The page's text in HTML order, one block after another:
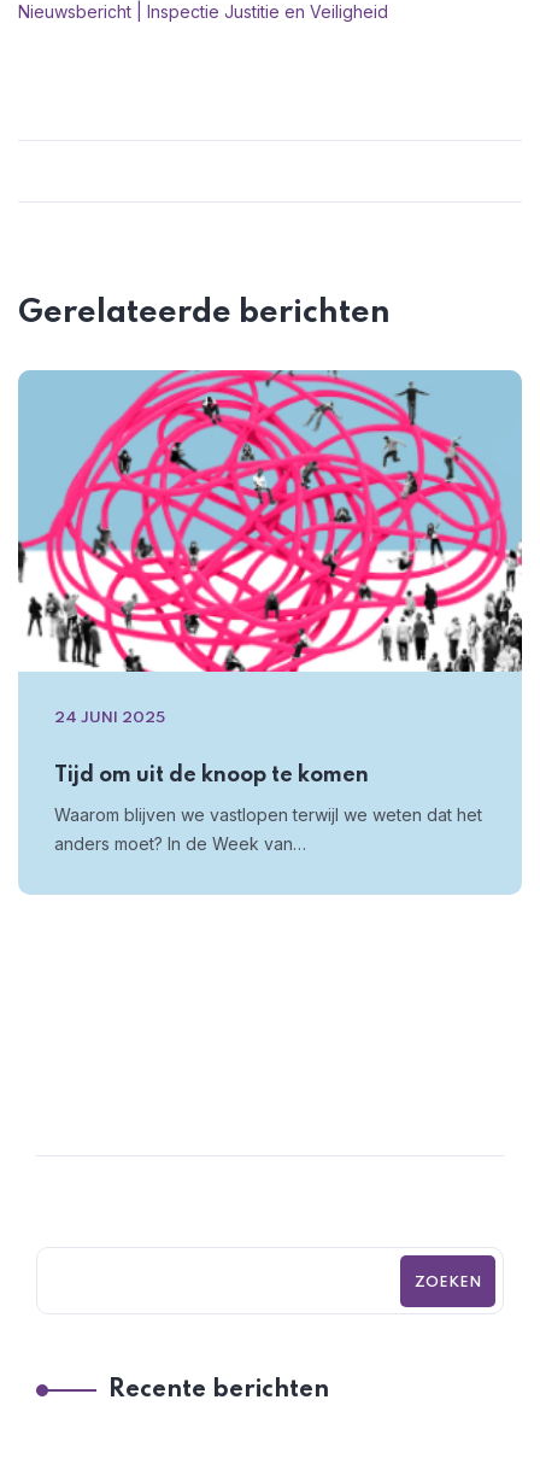
Nieuwsbericht | Inspectie Justitie en Veiligheid
Gerelateerde berichten
24 JUNI 2025
Tijd om uit de knoop te komen
Waarom blijven we vastlopen terwijl we weten dat het
anders moet? In de Week van…
ZOEKEN
Recente berichten